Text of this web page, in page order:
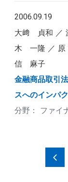
2006.09.19
大﨑 貞和
木 一隆
原
信 麻子
金融商品取引
スへのインパ
ファイ